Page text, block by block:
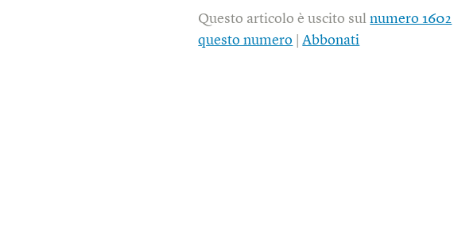
Questo articolo è uscito sulnumero 1602
questo numero |Abbonati